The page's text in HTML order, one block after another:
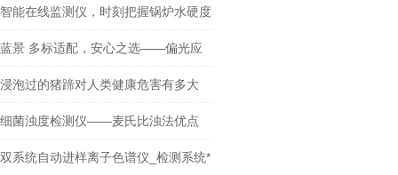
的 “全能战士”
智能在线监测仪，时刻把握锅炉水硬度
蓝景 多标适配，安心之选——偏光应
力仪
浸泡过的猪蹄对人类健康危害有多大
细菌浊度检测仪——麦氏比浊法优点
【格蓝普推荐】
双系统自动进样离子色谱仪_检测系统*